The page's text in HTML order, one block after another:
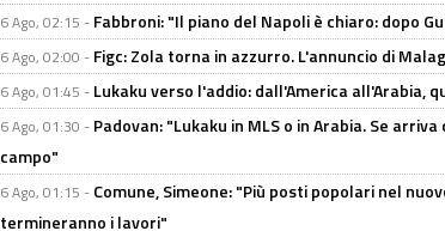
6 Ago, 02:15 - Fabbroni: "Il piano del Napoli è chiaro: dopo
6 Ago, 02:00 - Figc: Zola torna in azzurro. L'annuncio di
6 Ago, 01:45 - Lukaku verso l'addio: dall'America all'Arabia,
6 Ago, 01:30 - Padovan: "Lukaku in MLS o in Arabia. Se
campo"
6 Ago, 01:15 - Comune, Simeone: "Più posti popolari nel
termineranno i lavori"